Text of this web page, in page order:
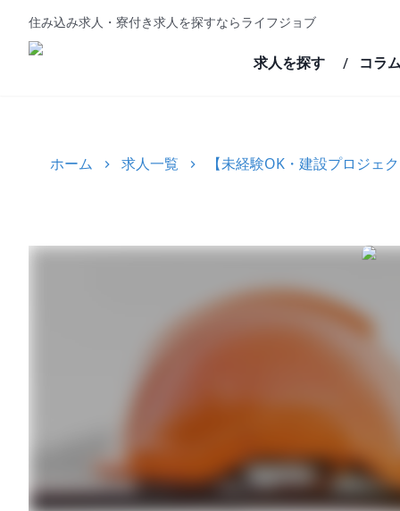
住み込み求人・寮付き求人を探すならライフジョブ
求人を探す / コラ
ホーム 求人一覧 【未経験OK・建設プロジ